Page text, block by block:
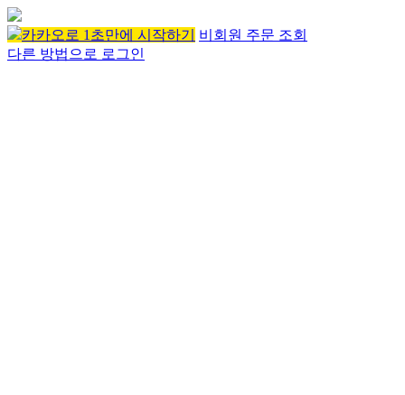
카카오로 1초만에 시작하기
비회원 주문 조회
다른 방법으로 로그인